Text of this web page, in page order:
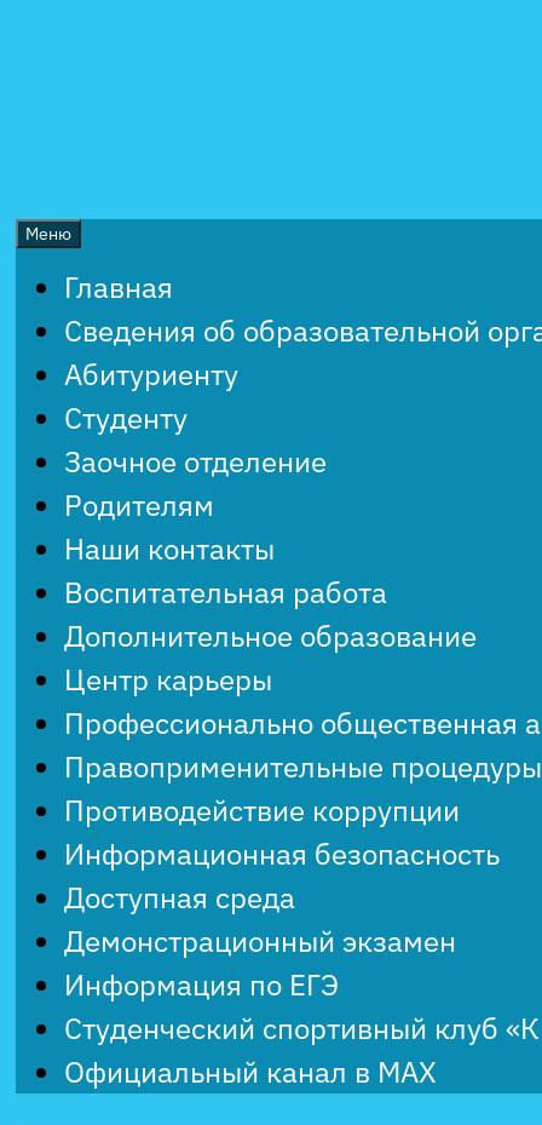
Меню
Главная
Сведения об образовательной
Абитуриенту
Студенту
Заочное отделение
Родителям
Наши контакты
Воспитательная работа
Дополнительное образование
Центр карьеры
Профессионально общественная
Правоприменительные процедуры
Противодействие коррупции
Информационная безопасность
Доступная среда
Демонстрационный экзамен
Информация по ЕГЭ
Студенческий спортивный клуб
Официальный канал в MAX